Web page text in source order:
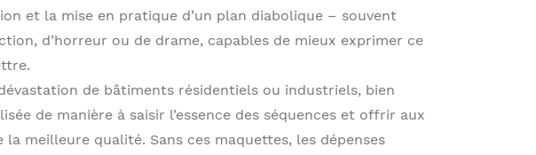
et la mise en pratique d’un plan diabolique – souvent
d’horreur ou de drame, capables de mieux exprimer ce
de bâtiments résidentiels ou industriels, bien
de manière à saisir l’essence des séquences et offrir aux
meilleure qualité. Sans ces maquettes, les dépenses